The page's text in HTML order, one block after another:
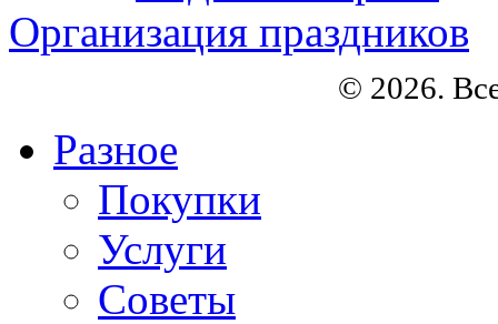
Организация праздников
© 2026.
Разное
Покупки
Услуги
Советы